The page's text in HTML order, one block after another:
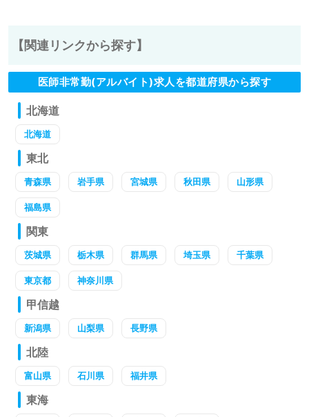
【関連リンクから探す】
医師非常勤(アルバイト)求人を都道府県から探す
北海道
北海道
東北
青森県 岩手県 宮城県 秋田県 山形県
福島県
関東
茨城県 栃木県 群馬県 埼玉県 千葉県
東京都 神奈川県
甲信越
新潟県 山梨県 長野県
北陸
富山県 石川県 福井県
東海